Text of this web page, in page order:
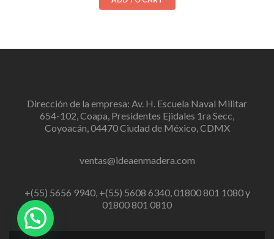
Dirección de la empresa: Av. H. Escuela Naval Militar
654-102, Coapa, Presidentes Ejidales 1ra Secc,
Coyoacán, 04470 Ciudad de México, CDMX
ventas@ideaenmadera.com
+(55) 5656 9940, +(55) 5608 6340, 01800 801 1080 y
01800 801 0810